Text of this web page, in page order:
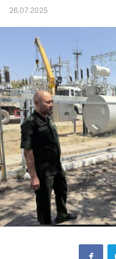
26.07.2025